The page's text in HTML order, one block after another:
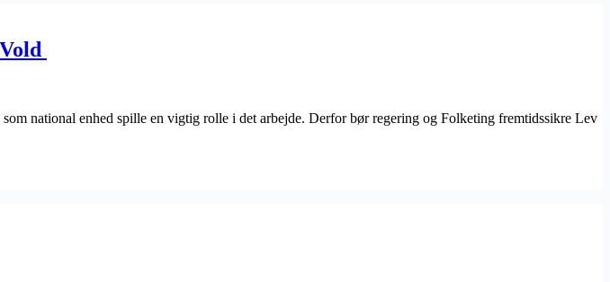
national enhed spille en vigtig rolle i det arbejde. Derfor bør regering og Folketing fremtidssikre Lev